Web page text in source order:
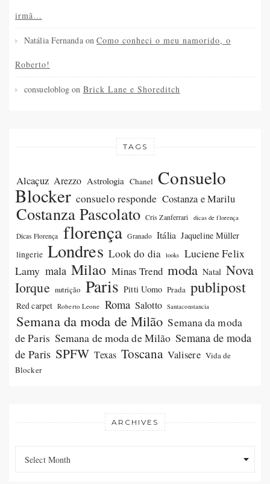
irmã…
Natália FernandaonComo conheci o meu namorido, o
Roberto!
consueloblog on Brick Lane e Shoreditch
TAGS
Alcaçuz Arezzo Astrologia Chanel Consuelo
Blocker consuelo responde Costanza e Marilu
Costanza Pascolato Cris Zanferrari dicas de florença
Dicas Florença florença Granado Itália Jaqueline Müller
lingerie Londres Look do dia looks
Luciene Felix
Lamy mala Milao Minas Trend moda Natal Nova
Iorque nutrição Paris Pitti Uomo Prada publipost
Red carpet Roberto Leone Roma Salotto Santaconstancia
Semana da moda de Milão Semana da moda
de Paris Semana de moda de Milão Semana de moda
de Paris SPFW Texas Toscana Valisere Vida de
Blocker
ARCHIVES
Select Month